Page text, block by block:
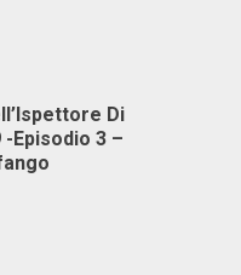
Di
-Episodio 3 –